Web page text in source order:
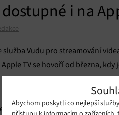
Abychom poskytli co nejlepší
i na
Vudu pro streamování
TV se hovoří od března,
100 000 titulů, které se můžete